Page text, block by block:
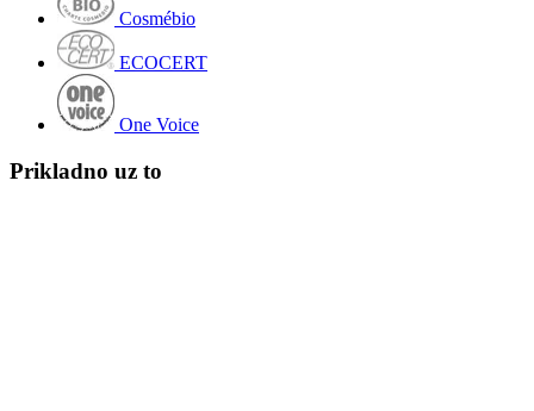
Cosmébio
ECOCERT
One Voice
Prikladno uz to